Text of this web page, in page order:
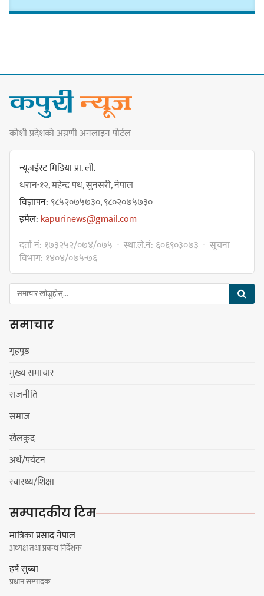
कार्यसम्पादनमा पहिलो
धरान उपमहानगरपालिकाको नगरसभा
चुल्हो निभ्दा ब्युँझन सक्ने आक्रोश
चाम्लिङको चेतावनी
कोशी प्रदेशको अग्रणी अनलाइन पोर्टल
न्यूजईस्ट मिडिया प्रा. ली.
धरान-१२, महेन्द्र पथ, सुनसरी, नेपाल
विज्ञापन:९८५२०७५७३०, ९८०२०७५७३०
इमेल: kapurinews@gmail.com
दर्ता नं: १७३२५२/०७४/०७५ · स्था.ले.नं: ६०६९०३०७३ · सूचना
विभाग: १४०४/०७५-७६
समाचार
गृहपृष्ठ
मुख्य समाचार
राजनीति
समाज
खेलकुद
अर्थ/पर्यटन
स्वास्थ्य/शिक्षा
सम्पादकीय टिम
मात्रिका प्रसाद नेपाल
अध्यक्ष तथा प्रबन्ध निर्देशक
हर्ष सुब्बा
प्रधान सम्पादक